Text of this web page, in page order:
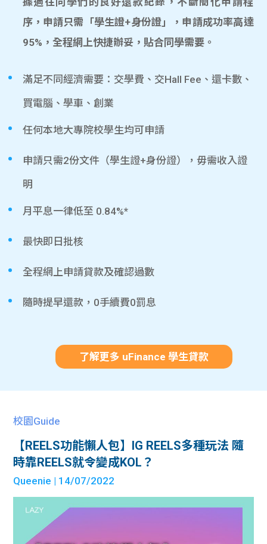
序，申請只需「學生證+身份證」，申請成功率高達
95%，全程網上快捷辦妥，貼合同學需要。
滿足不同經濟需要：交學費、交Hall Fee、還卡數、
買電腦、學車、創業
任何本地大專院校學生均可申請
申請只需2份文件（學生證+身份證），毋需收入證
明
月平息一律低至 0.84%*
最快即日批核
全程網上申請貸款及確認過數
隨時提早還款，0手續費0罰息
了解更多 uFinance 學生貸款
校園Guide
【REELS功能懶人包】IG REELS多種玩法 隨
時靠REELS就令變成KOL？
Queenie | 14/07/2022